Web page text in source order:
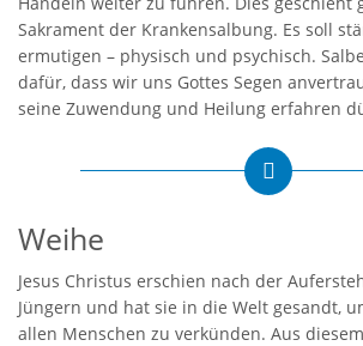
Sakrament der Krankensalbung. Es soll
ermutigen – physisch und psychisch.
dafür, dass wir uns Gottes Segen
seine Zuwendung und Heilung erfahren
Weihe
Jesus Christus erschien nach der
Jüngern und hat sie in die Welt gesandt,
allen Menschen zu verkünden. Aus